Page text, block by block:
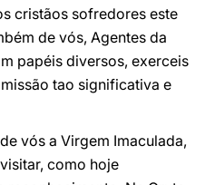
cristãos sofredores este
de vós, Agentes da
papéis diversos, exerceis
tao significativa e
vós a Virgem Imaculada,
como hoje